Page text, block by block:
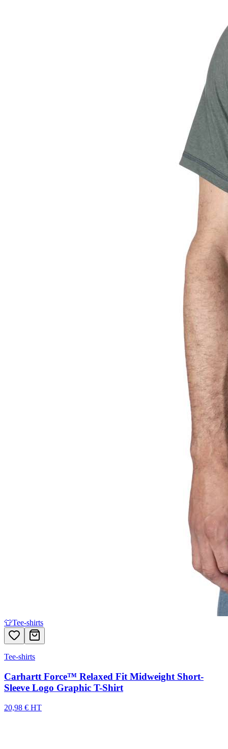
👕Tee-shirts
Tee-shirts
Carhartt Force™ Relaxed Fit Midweight Short-
Sleeve Logo Graphic T-Shirt
20,98 € HT